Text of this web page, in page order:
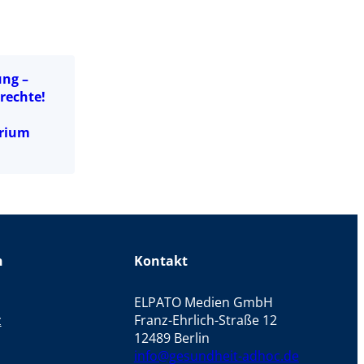
–
Kontakt
ELPATO Medien GmbH
Franz-Ehrlich-Straße 12
12489 Berlin
info@gesundheit-adhoc.de